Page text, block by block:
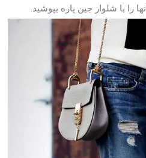
را با شلوار جین پاره بپوشید.